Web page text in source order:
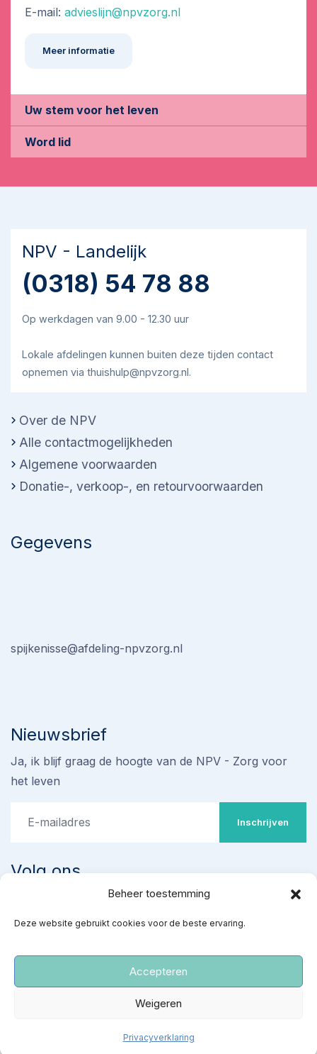
Beheer toestemming
Deze website gebruikt cookies voor de beste ervaring.
Accepteren
Weigeren
Privacyverklaring
E-mail: advieslijn@npvzorg.nl
Meer informatie
Uw stem voor het leven
Word lid
NPV - Landelijk
(0318) 54 78 88
Op werkdagen van 9.00 - 12.30 uur
Lokale afdelingen kunnen buiten deze tijden contact
opnemen via thuishulp@npvzorg.nl.
Over de NPV
Alle contactmogelijkheden
Algemene voorwaarden
Donatie-, verkoop-, en retourvoorwaarden
Gegevens
spijkenisse@afdeling-npvzorg.nl
Nieuwsbrief
Ja, ik blijf graag de hoogte van de NPV - Zorg voor
het leven
Inschrijven
Volg ons
‘ziekenhuisabortus’ 22-24
‘Red gezonde baby’s van een kille dood’